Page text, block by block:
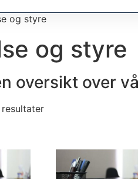
og styre
og styre
oversikt over
resultater